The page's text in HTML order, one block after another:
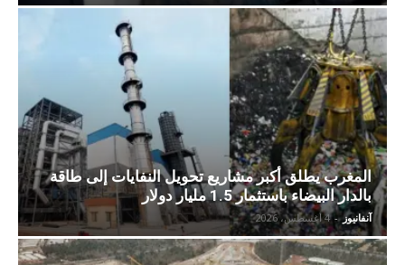
المغرب يطلق أكبر مشاريع تحويل النفايات إلى طاقة
بالدار البيضاء باستثمار 1.5 مليار دولار
آنفانيوز - 4 أغسطس، 2026